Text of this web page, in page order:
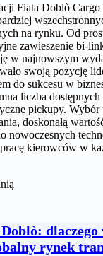
Fiata Doblò
na rynku. Od
zawieszenie bi-
w najnowszym
swoją pozycję
do sukcesu w
liczba
pickupy. Wybór
doskonałą
nowoczesnych
kierowców w
dlaczego
rynek